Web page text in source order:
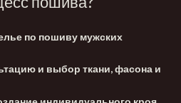
по пошиву мужских
и выбор ткани, фасона и